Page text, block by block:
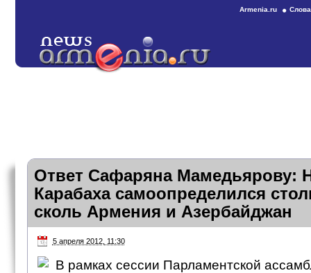
Armenia.ru
Ответ Сафаряна Мамедьярову:
Карабаха самоопределился
сколь Армения и Азербайджан
5 апреля 2012, 11:30
В рамках сессии Парламентской